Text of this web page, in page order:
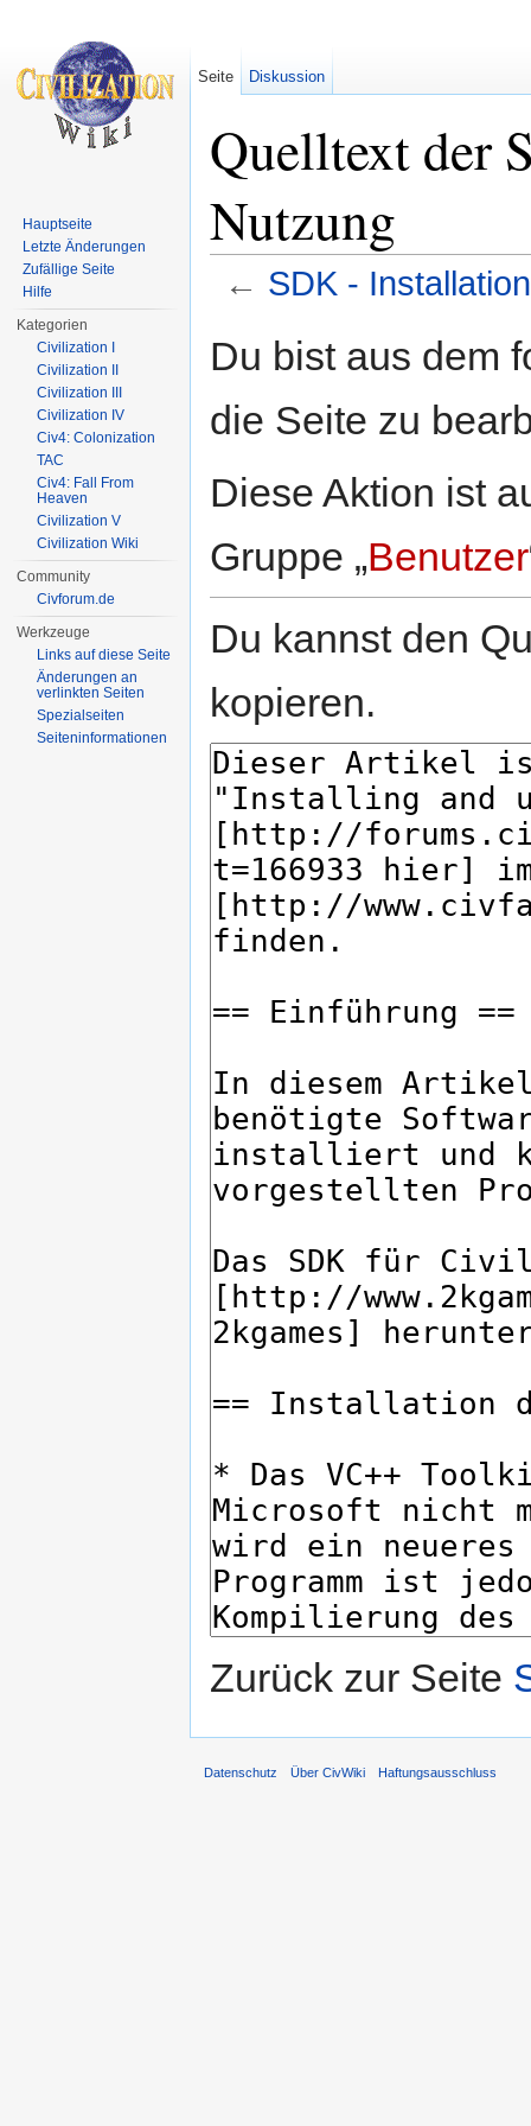
Quelltext der
Nutzung
← SDK -
Du bist aus dem
die Seite zu
Diese Aktion ist
Gruppe „Benutzer
Du kannst den
kopieren.
Zurück zur Seite
Seite Diskussion
Hauptseite
Letzte Änderungen
Zufällige Seite
Hilfe
Kategorien
Civilization I
Civilization II
Civilization III
Civilization IV
Civ4: Colonization
TAC
Civ4: Fall From
Heaven
Civilization V
Civilization Wiki
Community
Civforum.de
Werkzeuge
Links auf diese Seite
Änderungen an
verlinkten Seiten
Spezialseiten
Seiten­informationen
Datenschutz Über CivWiki Haftungsausschluss